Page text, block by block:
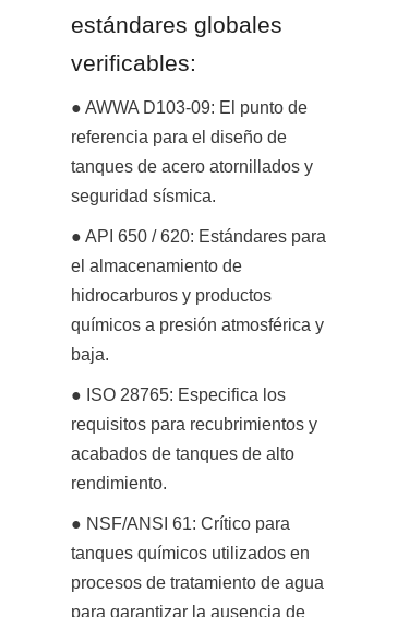
estándares globales
verificables:
● AWWA D103-09: El punto de
referencia para el diseño de
tanques de acero atornillados y
seguridad sísmica.
● API 650 / 620: Estándares para
el almacenamiento de
hidrocarburos y productos
químicos a presión atmosférica y
baja.
● ISO 28765: Especifica los
requisitos para recubrimientos y
acabados de tanques de alto
rendimiento.
● NSF/ANSI 61: Crítico para
tanques químicos utilizados en
procesos de tratamiento de agua
para garantizar la ausencia de